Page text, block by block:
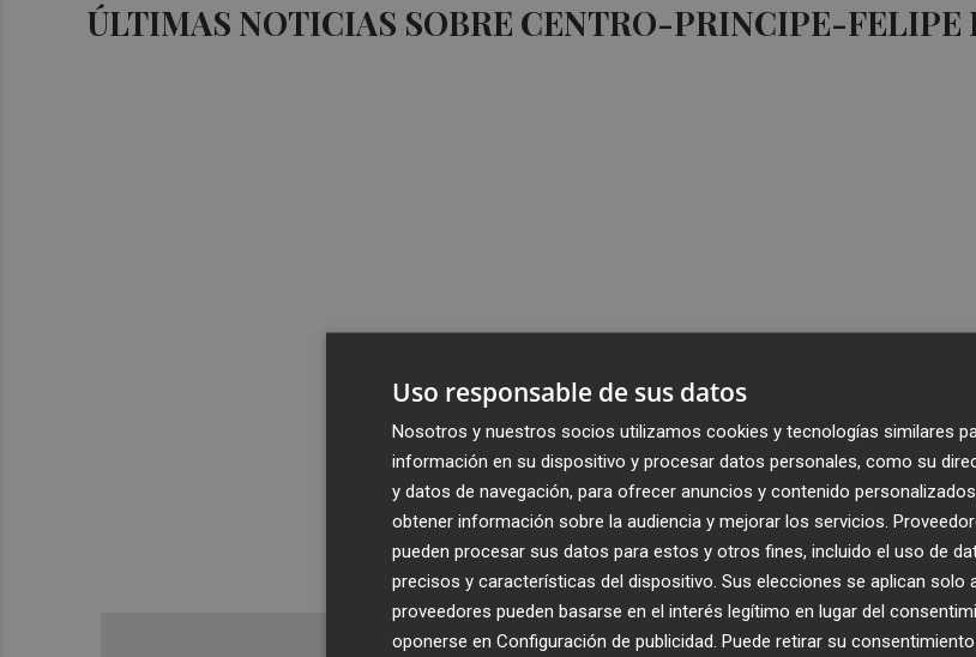
ÚLTIMAS NOTICIAS SOBRE CENTRO-PRINCIPE-FELIPE
Uso responsable de sus datos
Nosotros y nuestros socios utilizamos cookies y tecnologías similares
información en su dispositivo y procesar datos personales, como su
y datos de navegación, para ofrecer anuncios y contenido
obtener información sobre la audiencia y mejorar los servicios.
pueden procesar sus datos para estos y otros fines, incluido el uso de
precisos y características del dispositivo. Sus elecciones se aplican solo
proveedores pueden basarse en el interés legítimo en lugar del
oponerse en Configuración de publicidad . Puede retirar su